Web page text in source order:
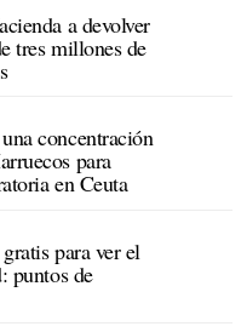
a devolver
tres millones de
concentración
para
en Ceuta
para ver el
puntos de